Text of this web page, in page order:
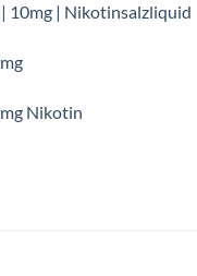
10mg | Nikotinsalzliquid
Nikotin